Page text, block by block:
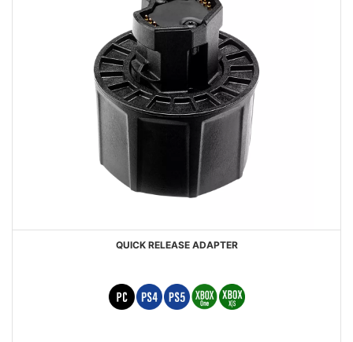
QUICK RELEASE ADAPTER